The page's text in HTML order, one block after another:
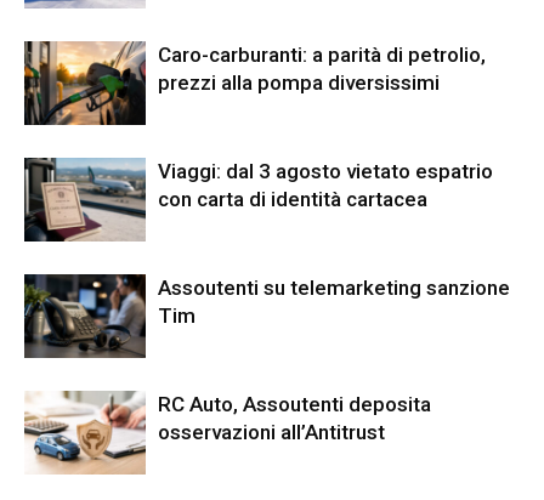
Caro-carburanti: a parità di petrolio,
prezzi alla pompa diversissimi
Viaggi: dal 3 agosto vietato espatrio
con carta di identità cartacea
Assoutenti su telemarketing sanzione
Tim
RC Auto, Assoutenti deposita
osservazioni all’Antitrust